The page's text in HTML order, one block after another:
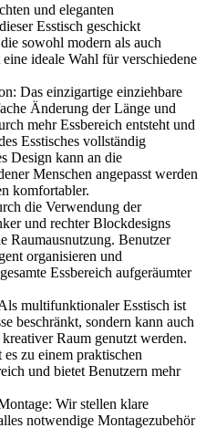
und eleganten
Esstisch geschickt
sowohl modern als auch
ideale Wahl für verschiedene
Das einzigartige einziehbare
Änderung der Länge und
mehr Essbereich entsteht und
Esstisches vollständig
Design kann an die
Menschen angepasst werden
komfortabler.
die Verwendung der
und rechter Blockdesigns
Raumausnutzung. Benutzer
organisieren und
Essbereich aufgeräumter
multifunktionaler Esstisch ist
beschränkt, sondern kann auch
Raum genutzt werden.
zu einem praktischen
und bietet Benutzern mehr
Wir stellen klare
notwendige Montagezubehör